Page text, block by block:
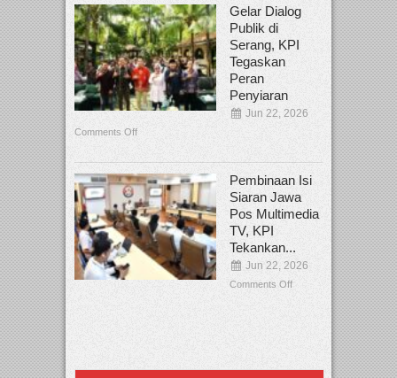
Gelar Dialog
Publik di
Serang, KPI
Tegaskan
Peran
Penyiaran
Jun 22, 2026
Comments Off
Pembinaan Isi
Siaran Jawa
Pos Multimedia
TV, KPI
Tekankan...
Jun 22, 2026
Comments Off